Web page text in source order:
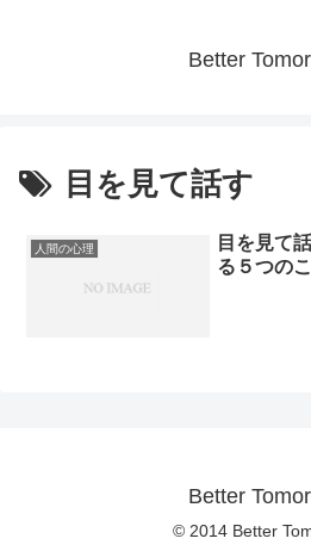
Better
目を見て話す
人間の心理
目を見て
る５つの
Better
© 2014 Better